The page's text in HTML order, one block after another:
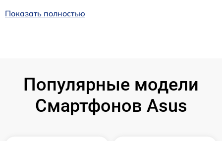
Показать полностью
Популярные модели
Смартфонов Asus